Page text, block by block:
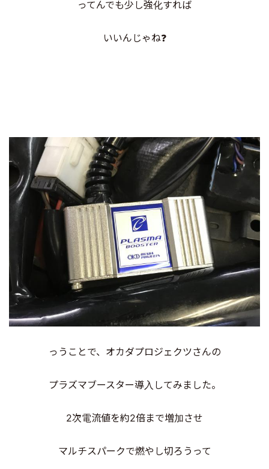
ってんでも少し強化すれば
いいんじゃね❓
っうことで、オカダプロジェクツさんの
プラズマブースター導入してみました。
2次電流値を約2倍まで増加させ
マルチスパークで燃やし切ろうって